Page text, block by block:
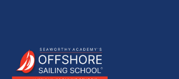
principal